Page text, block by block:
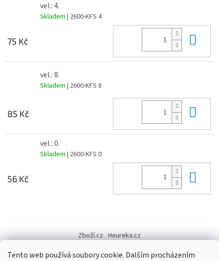
Tento web používá soubory cookie. Dalším procházením
vel.: 4.
Skladem | 2600-KFS 4
75 Kč
vel.: 8.
Skladem | 2600-KFS 8
85 Kč
vel.: 0.
Skladem | 2600-KFS 0
56 Kč
p
Zboží.cz Heureka.cz